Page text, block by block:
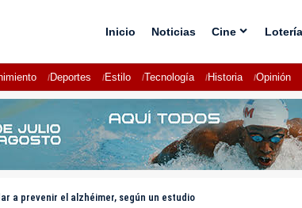
Inicio Noticias Cine
Deportes Estilo Tecnología Historia Opinión
a prevenir el alzhéimer, según un estudio